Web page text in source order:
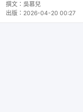
撰文： 吳慕兒
出版： 2026-04-20 00:27